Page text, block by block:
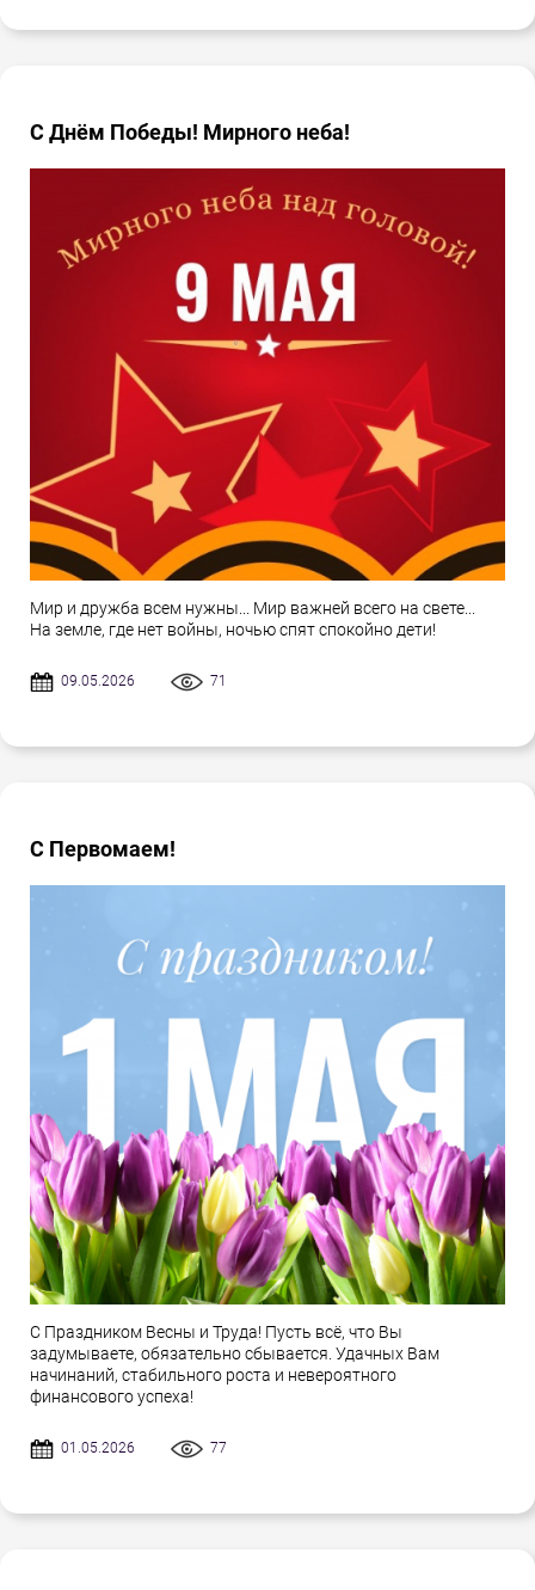
С Днём Победы! Мирного неба!
Мир и дружба всем нужны... Мир важней всего на свете...
На земле, где нет войны, ночью спят спокойно дети!
09.05.2026 71
С Первомаем!
С Праздником Весны и Труда! Пусть всё, что Вы
задумываете, обязательно сбывается. Удачных Вам
начинаний, стабильного роста и невероятного
финансового успеха!
01.05.2026 77